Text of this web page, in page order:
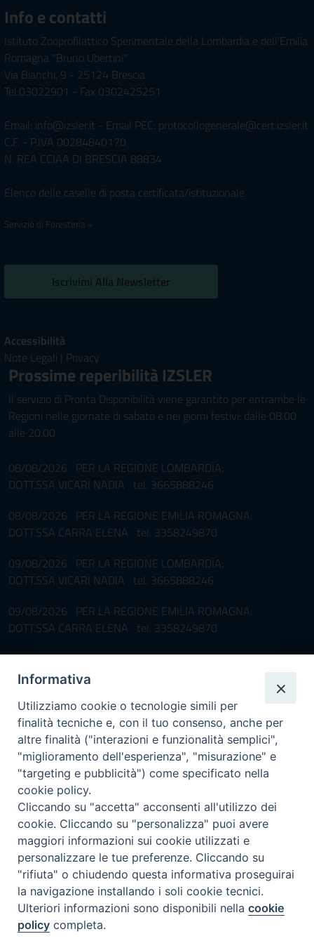
Info e contatti
Istituto Zooprofilattico Sperimentale della Lombardia e dell'Emilia
Romagna "Bruno Ubertini"
Via Bianchi, 9 - 25124 Brescia
Tel.03022901 - Fax 0302425251
Email: info@izsler.it - Email PEC: protocollogenerale@cert.izsler.it
C.F. - P.IVA 00284840170
N. REA CCIAA DI BRESCIA 88834
Elenco delle caselle di posta certificata/istituzionale
Servizio di Foresteria »
Iscrivimi Alla Newsletter
Accessibilità
Note Legali | Privacy
Prossime reperibilità IZSLER
Il servizio di Pronta Disponibilità viene garantito per entrambe le
Regioni nelle giornate di sabato e nei giorni festivi: dalle 08.00
alle 20.00
08/08/2026 PER LA REGIONE LOMBARDIA:
DOTT.SSA VICARI NADIA tel. 3665888246
08/08/2026 PER LA REGIONE EMILIA ROMAGNA:
DOTT.SSA CARRA ELENA tel. 3358249870
09/08/2026 PER LA REGIONE LOMBARDIA:
DOTT.SSA VICARI NADIA tel. 3665888246
09/08/2026 PER LA REGIONE EMILIA ROMAGNA:
DOTT.SSA CARRA ELENA tel. 3358249870
Il servizio di Pronta Disponibilità viene garantito per entrambe le
Regioni nelle giornate di sabato e nei giorni festivi: dalle 08.00
alle 20.00
Accompagnare il campione con la scheda di segnalazione caso
(Link alla Circolare)e la relativa modulistica
Per l'Emilia-Romagna :
Per la Lombardia :Link al Mod.Accompagnamento
08/08/2026 PER LA REGIONE LOMBARDIA:
DR. PAVONI ENRICO tel. 3391639372
08/08/2026 PER LA REGIONE EMILIA ROMAGNA:
DOTT.SSA TADDEI ROBERTA tel. 3312331005
Informativa
Utilizziamo cookie o tecnologie simili per
finalità tecniche e, con il tuo consenso, anche per
altre finalità ("interazioni e funzionalità semplici",
"miglioramento dell'esperienza", "misurazione" e
"targeting e pubblicità") come specificato nella
cookie policy.
Cliccando su "accetta" acconsenti all'utilizzo dei
cookie. Cliccando su "personalizza" puoi avere
maggiori informazioni sui cookie utilizzati e
personalizzare le tue preferenze. Cliccando su
"rifiuta" o chiudendo questa informativa proseguirai
la navigazione installando i soli cookie tecnici.
Ulteriori informazioni sono disponibili nellacookie
policy completa.